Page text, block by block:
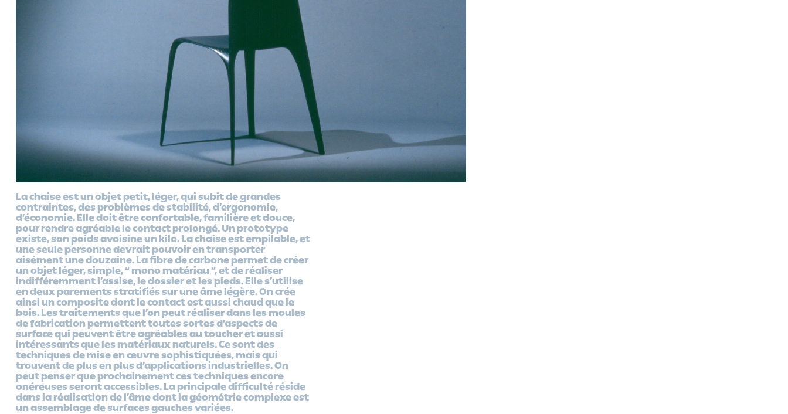
La chaise est un objet petit, léger, qui subit de grandes
contraintes, des problèmes de stabilité, d’ergonomie,
d’économie. Elle doit être confortable, familière et douce,
pour rendre agréable le contact prolongé. Un prototype
existe, son poids avoisine un kilo. La chaise est empilable, et
une seule personne devrait pouvoir en transporter
aisément une douzaine. La fibre de carbone permet de créer
un objet léger, simple, “ mono matériau ”, et de réaliser
indifféremment l’assise, le dossier et les pieds. Elle s’utilise
en deux parements stratifiés sur une âme légère. On crée
ainsi un composite dont le contact est aussi chaud que le
bois. Les traitements que l’on peut réaliser dans les moules
de fabrication permettent toutes sortes d’aspects de
surface qui peuvent être agréables au toucher et aussi
intéressants que les matériaux naturels. Ce sont des
techniques de mise en œuvre sophistiquées, mais qui
trouvent de plus en plus d’applications industrielles. On
peut penser que prochainement ces techniques encore
onéreuses seront accessibles. La principale difficulté réside
dans la réalisation de l’âme dont la géométrie complexe est
un assemblage de surfaces gauches variées.